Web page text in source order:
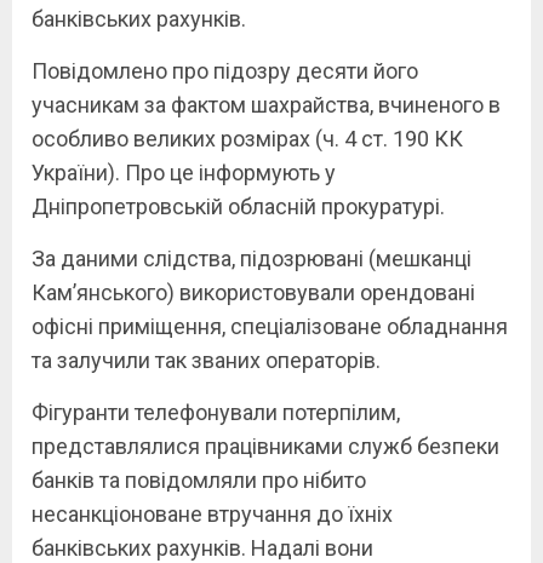
банківських рахунків.
Повідомлено про підозру десяти його
учасникам за фактом шахрайства, вчиненого в
особливо великих розмірах (ч. 4 ст. 190 КК
України). Про це інформують у
Дніпропетровській обласній прокуратурі.
За даними слідства, підозрювані (мешканці
Кам’янського) використовували орендовані
офісні приміщення, спеціалізоване обладнання
та залучили так званих операторів.
Фігуранти телефонували потерпілим,
представлялися працівниками служб безпеки
банків та повідомляли про нібито
несанкціоноване втручання до їхніх
банківських рахунків. Надалі вони